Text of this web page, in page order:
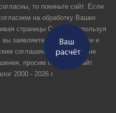
то покиньте сайт. Если
на обработку Ваших
страницы Сайта и используя
заявляете, что прочитали и
соглашением. Если вы не
просим покинуть Сайт.
2000 - 2026 г.